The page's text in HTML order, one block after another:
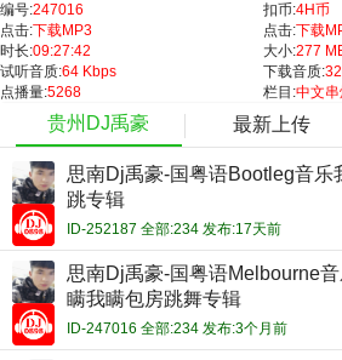
编号:247016 扣币:4H币
点击:下载MP3 点击:下载
时长:09:27:42 大小:277
试听音质:64 Kbps 下载音质:
点播量:5268 栏目:中文
贵州DJ禹豪 最新上传
思南Dj禹豪-国粤语Bootleg音乐
跳专辑
ID-252187 全部:234 发布:17天前
思南Dj禹豪-国粤语Melbourne
瞒我瞒包房跳舞专辑
ID-247016 全部:234 发布:3个月前